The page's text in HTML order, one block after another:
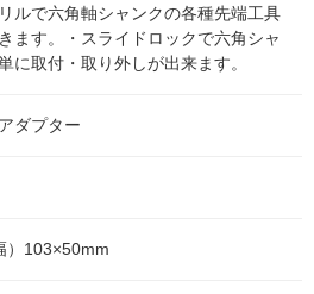
ルで六角軸シャンクの各種先端工具
ます。・スライドロックで六角シャ
に取付・取り外しが出来ます。
ダプター
）103×50mm